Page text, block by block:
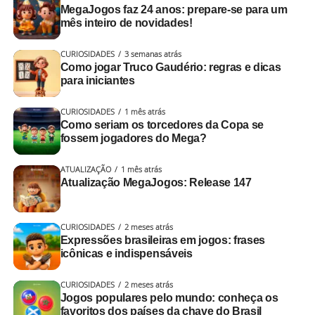
2008 – Fundação da United Joy e
lançamento na Itália
Em 2008, o MegaJogos começou a ultrapassar as
fronteiras do país, fundando aUnited Joy LLPe lançando
seu primeiro site internacional para o público Italiano,
com o ClubDelGioco.
A dupla adversária pode:
Aceitar: o jogo continua com o novo valor
Fugir
Aumentar a aposta: escalando para retruco ou
vale 4
Alguma semelhança com algum coleguinha que você já
encontrou numa partida de
Cada carta jogada ganha uma análise completa. A cada
rodada, o Galvão interno aparece mais.
Aqui é com emoção e transmissão ao vivo!
1. Provocação calculada ou
descompensada
Toda disputa, por mais amigável que seja (ou comece),
tem aquele momento em que alguém coloca uma
pressão calculada no adversário, ou se descompensa e
MegaJogos faz 24 anos: prepare-se para um
mês inteiro de novidades!
CURIOSIDADES 3 semanas atrás
Como jogar Truco Gaudério: regras e dicas
para iniciantes
CURIOSIDADES 1 mês atrás
Como seriam os torcedores da Copa se
fossem jogadores do Mega?
ATUALIZAÇÃO 1 mês atrás
Atualização MegaJogos: Release 147
CURIOSIDADES 2 meses atrás
Expressões brasileiras em jogos: frases
icônicas e indispensáveis
CURIOSIDADES 2 meses atrás
Jogos populares pelo mundo: conheça os
favoritos dos países da chave do Brasil